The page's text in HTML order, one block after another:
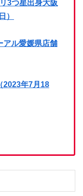
3つ星出身大阪
）
アル愛媛県店舗
2023年7月18